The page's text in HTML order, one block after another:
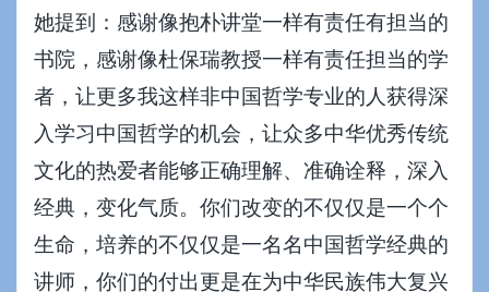
她提到：感谢像抱朴讲堂一样有责任有担当的
书院，感谢像杜保瑞教授一样有责任担当的学
者，让更多我这样非中国哲学专业的人获得深
入学习中国哲学的机会，让众多中华优秀传统
文化的热爱者能够正确理解、准确诠释，深入
经典，变化气质。你们改变的不仅仅是一个个
生命，培养的不仅仅是一名名中国哲学经典的
讲师，你们的付出更是在为中华民族伟大复兴